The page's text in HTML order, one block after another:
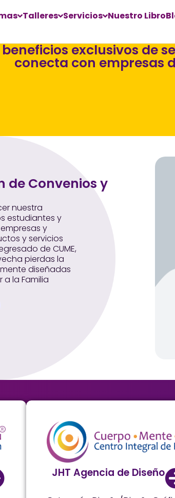
Talleres Servicios Nuestro Libro
exclusivos de
conecta con empresas
de Convenios y
nuestra
estudiantes y
y
y servicios
de CUME,
pierdas la
diseñadas
la Familia
JHT Agencia de Diseño